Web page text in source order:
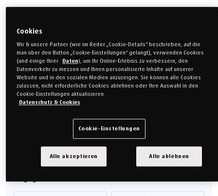
Größe auswählen
Einzelbett
80 x 200 cm
Einzelbett
90 x 200 cm
Einzelbett
100 x 200 cm
120 x 200 cm
Cookies
Wir & unsere Partner (wie im Reiter „Cookie-Details“ beschrieben, auf die
man über den Button „Cookie-Einstellungen“ gelangt), verwenden Cookies
(und einige Ihrer
Daten), um Ihr Online-Erlebnis zu verbessern, den
Datenverkehr zu messen und Ihnen personalisierte Inhalte auf unserer
Website und in den sozialen Medien anzuzeigen. Sie können alle Cookies
zulassen, nicht erforderliche Cookies ablehnen oder Ihre Auswahl in den
Cookie-Einstellungen aktualisieren.
Datenschutz & Cookies
Cookie-Einstellungen
Alle ablehnen
Alle akzeptieren